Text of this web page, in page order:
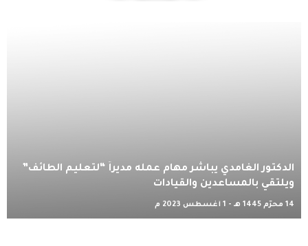
الدكتور الغامدي يباشر مهام عمله مديراً “لتعليم الطائف”
ويلتقي بالمساعدين والقيادات
14 محرّم 1445 هـ - 1 أغسطس 2023 م